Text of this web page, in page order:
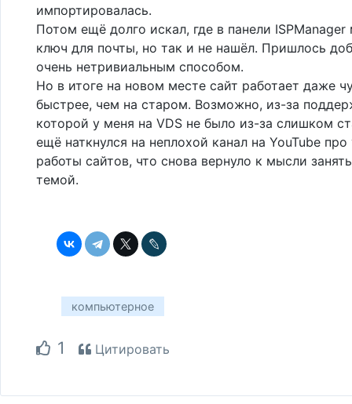
импортировалась.
Потом ещё долго искал, где в панели
ключ для почты, но так и не нашёл. Пришлось
очень нетривиальным способом.
Но в итоге на новом месте сайт работает даже
быстрее, чем на старом. Возможно, из-за
которой у меня на VDS не было из-за слишком
ещё наткнулся на неплохой канал на YouTube
работы сайтов, что снова вернуло к мысли
темой.
компьютерное
1 Цитировать